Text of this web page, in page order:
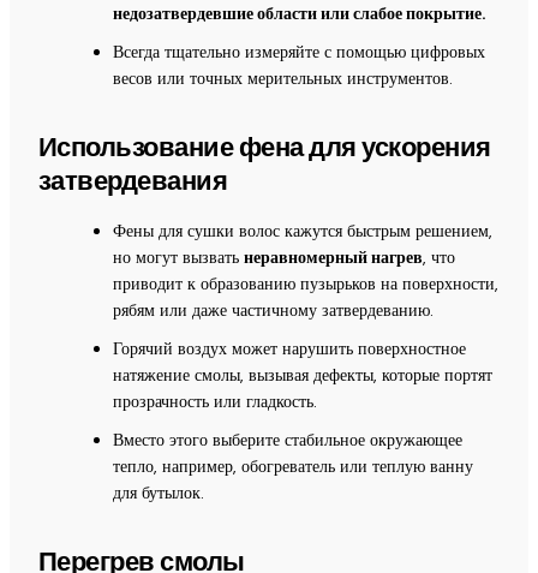
недозатвердевшие области или слабое покрытие.
Всегда тщательно измеряйте с помощью цифровых
весов или точных мерительных инструментов.
Использование фена для ускорения
затвердевания
Фены для сушки волос кажутся быстрым решением,
но могут вызвать неравномерный нагрев, что
приводит к образованию пузырьков на поверхности,
рябям или даже частичному затвердеванию.
Горячий воздух может нарушить поверхностное
натяжение смолы, вызывая дефекты, которые портят
прозрачность или гладкость.
Вместо этого выберите стабильное окружающее
тепло, например, обогреватель или теплую ванну
для бутылок.
Перегрев смолы